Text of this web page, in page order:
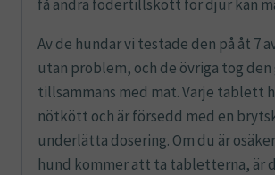
få andra fodertillskott för djur kan
Av de hundar vi testade den på åt 7
utan problem, och de övriga tog den
tillsammans med mat. Varje tablett
nötkött och är försedd med en
underlätta dosering. Om du är
hund kommer att ta tabletterna, är